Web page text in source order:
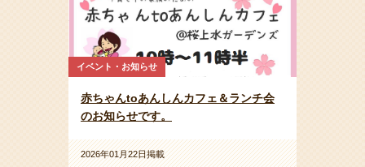
イベント・お知らせ
赤ちゃんtoあんしんカフェ＆ランチ会
のお知らせです。
2026年01月22日掲載